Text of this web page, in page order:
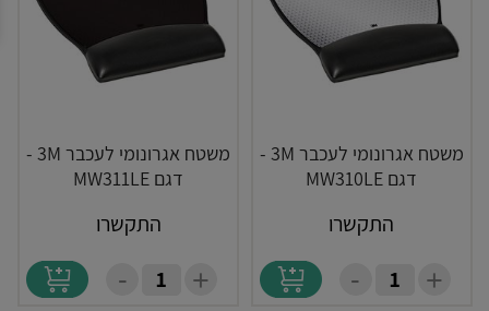
משטח אגרונומי לעכבר 3M -
דגם MW310LE
התקשרו
+
-
משטח אגרונומי לעכבר 3M -
דגם MW311LE
התקשרו
+
-